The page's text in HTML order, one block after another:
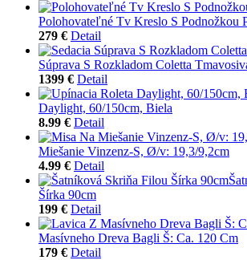
Polohovateľné Tv Kreslo S Podnožkou
279 € Detail
Súprava S Rozkladom Coletta
1399 € Detail
Daylight, 60/150cm, Biela
8.99 € Detail
Miešanie Vinzenz-S, Ø/v: 19,3/9,2cm
4.99 € Detail
Šírka 90cm
199 € Detail
Masívneho Dreva Bagli Š: Ca. 120 Cm
179 € Detail